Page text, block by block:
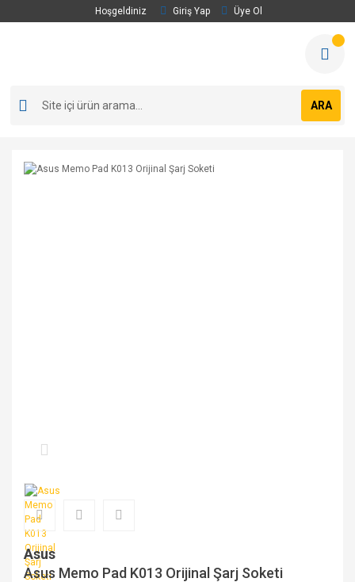
Hoşgeldiniz Giriş Yap Üye Ol
ARA
Asus
Asus Memo Pad K013 Orijinal Şarj Soketi